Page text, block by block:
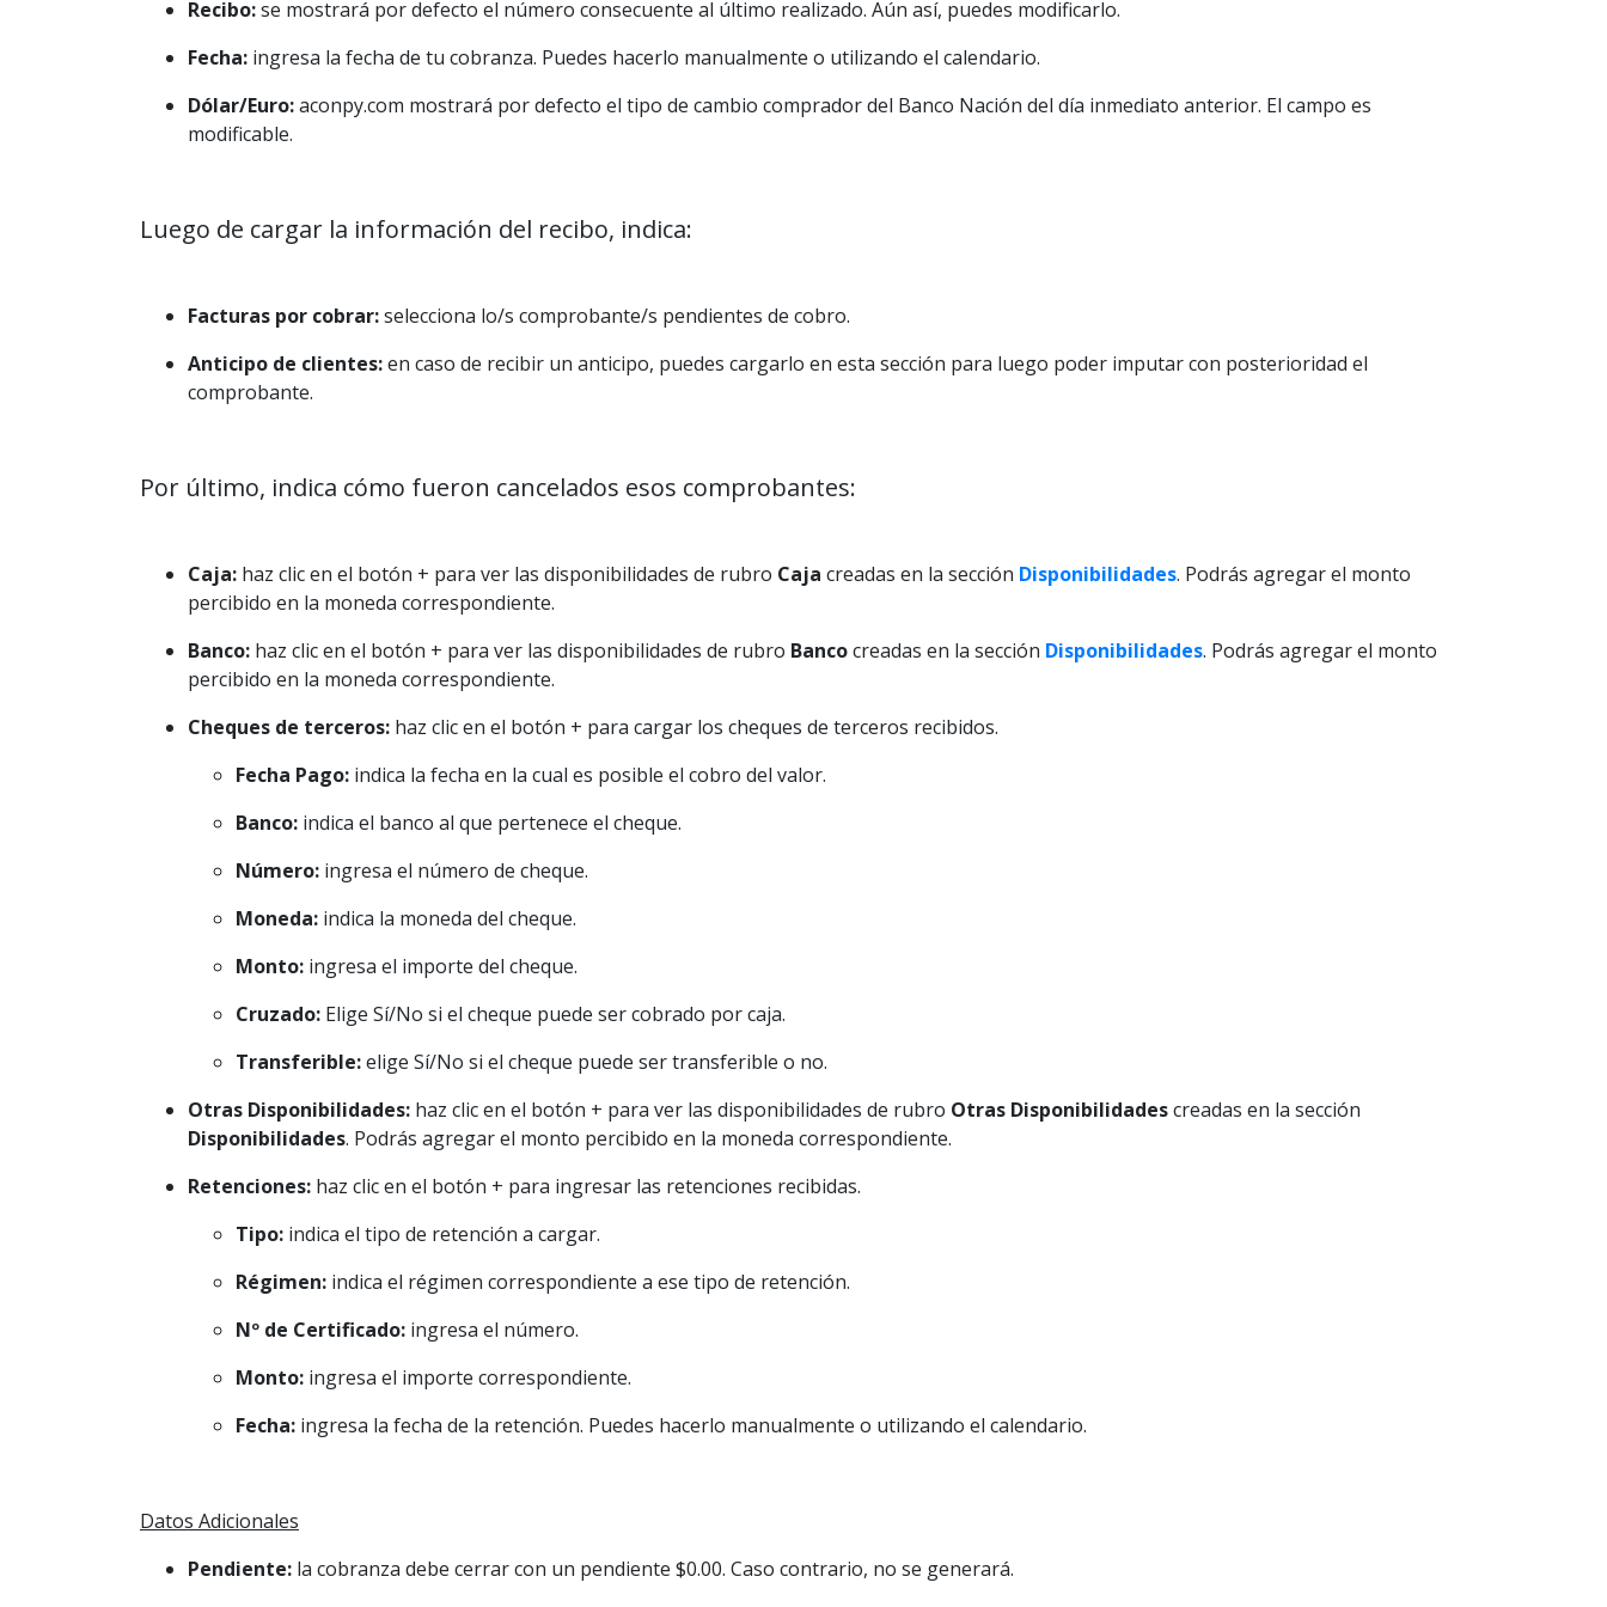
Recibo:se mostrará por defecto el número consecuente al último realizado. Aún así, puedes modificarlo.
Fecha: ingresa la fecha de tu cobranza. Puedes hacerlo manualmente o utilizando el calendario.
Dólar/Euro:aconpy.com mostrará por defecto el tipo de cambio comprador del Banco Nación del día inmediato anterior. El campo es
modificable.
Luego de cargar la información del recibo, indica:
Facturas por cobrar:selecciona lo/s comprobante/s pendientes de cobro.
Anticipo de clientes:en caso de recibir un anticipo, puedes cargarlo en esta sección para luego poder imputar con posterioridad el
comprobante.
Por último, indica cómo fueron cancelados esos comprobantes:
Caja: haz clic en el botón + para ver las disponibilidades de rubro Caja creadas en la sección Disponibilidades. Podrás agregar el monto
percibido en la moneda correspondiente.
Banco: haz clic en el botón + para ver las disponibilidades de rubro Bancocreadas en la sección Disponibilidades. Podrás agregar el monto
percibido en la moneda correspondiente.
Cheques de terceros: haz clic en el botón + para cargar los cheques de terceros recibidos.
Fecha Pago: indica la fecha en la cual es posible el cobro del valor.
Banco: indica el banco al que pertenece el cheque.
Número: ingresa el número de cheque.
Moneda: indica la moneda del cheque.
Monto: ingresa el importe del cheque.
Cruzado: Elige Sí/No si el cheque puede ser cobrado por caja.
Transferible:elige Sí/No si el cheque puede ser transferible o no.
Otras Disponibilidades: haz clic en el botón + para ver las disponibilidades de rubro Otras Disponibilidadescreadas en la sección
Disponibilidades. Podrás agregar el monto percibido en la moneda correspondiente.
Retenciones: haz clic en el botón + para ingresar las retenciones recibidas.
Tipo: indica el tipo de retención a cargar.
Régimen: indica el régimen correspondiente a ese tipo de retención.
Nº de Certificado: ingresa el número.
Monto: ingresa el importe correspondiente.
Fecha: ingresa la fecha de la retención. Puedes hacerlo manualmente o utilizando el calendario.
Datos Adicionales
Pendiente: la cobranza debe cerrar con un pendiente $0.00. Caso contrario, no se generará.